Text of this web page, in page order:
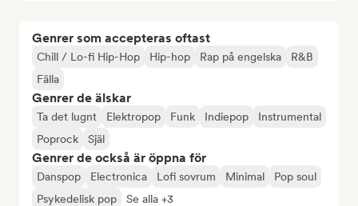
Genrer som accepteras oftast
Chill / Lo-fi Hip-Hop Hip-hop Rap på engelska
R&B
Fälla
Genrer de älskar
Ta det lugnt Elektropop Funk Indiepop
Instrumental
Poprock
Själ
Genrer de också är öppna för
Danspop Electronica Lofi sovrum Minimal
Pop soul
Psykedelisk pop
Se alla +3